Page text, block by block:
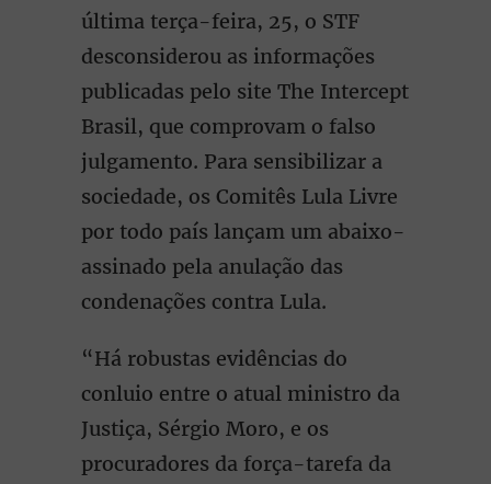
última terça-feira, 25, o STF
desconsiderou as informações
publicadas pelo site The Intercept
Brasil, que comprovam o falso
julgamento. Para sensibilizar a
sociedade, os Comitês Lula Livre
por todo país lançam um abaixo-
assinado pela anulação das
condenações contra Lula.
“Há robustas evidências do
conluio entre o atual ministro da
Justiça, Sérgio Moro, e os
procuradores da força-tarefa da